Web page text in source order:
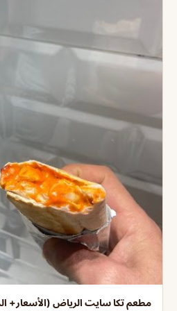
مطعم تكا سايت الرياض (الأسعار+